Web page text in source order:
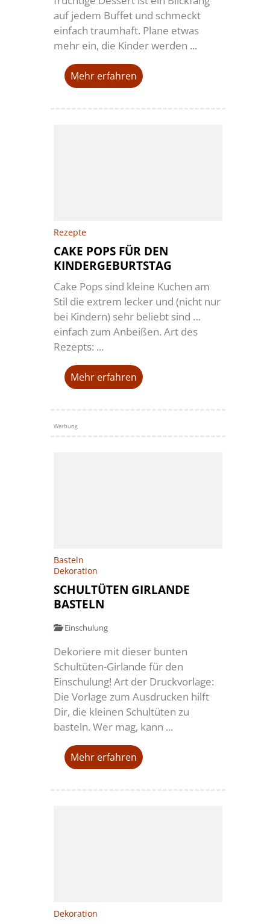
auf jedem Buffet und schmeckt
einfach traumhaft. Plane etwas
mehr ein, die Kinder werden ...
Mehr erfahren
Rezepte
CAKE POPS FÜR DEN
KINDERGEBURTSTAG
Cake Pops sind kleine Kuchen am
Stil die extrem lecker und (nicht nur
bei Kindern) sehr beliebt sind …
einfach zum Anbeißen. Art des
Rezepts: ...
Mehr erfahren
Werbung
Basteln
Dekoration
SCHULTÜTEN GIRLANDE
BASTELN
Einschulung
Dekoriere mit dieser bunten
Schultüten-Girlande für den
Einschulung! Art der Druckvorlage:
Die Vorlage zum Ausdrucken hilft
Dir, die kleinen Schultüten zu
basteln. Wer mag, kann ...
Mehr erfahren
Dekoration